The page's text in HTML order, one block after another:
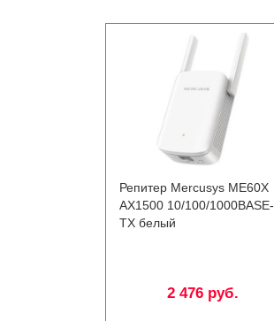
Репитер Mercusys ME60X
AX1500 10/­100/­1000BASE-
TX белый
2 476 руб.